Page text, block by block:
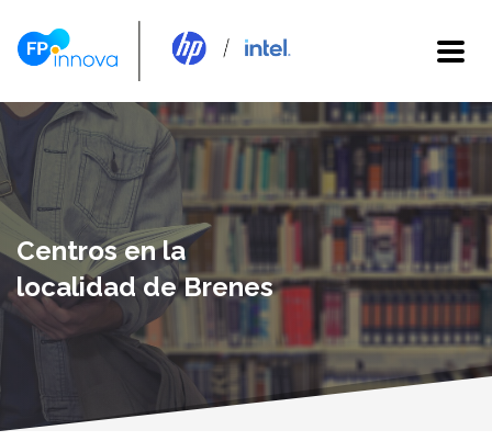
Centros en la
localidad de Brenes